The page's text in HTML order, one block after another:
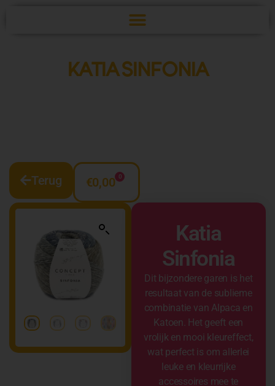
KATIA SINFONIA
Terug €0,00 0
Katia
Sinfonia
Dit bijzondere garen is het
resultaat van de sublieme
combinatie van Alpaca en
Katoen. Het geeft een
vrolijk en mooi kleureffect,
wat perfect is om allerlei
leuke en kleurrijke
accessoires mee te